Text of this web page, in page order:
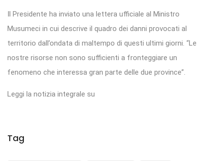
Il Presidente ha inviato una lettera ufficiale al Ministro
Musumeci in cui descrive il quadro dei danni provocati al
territorio dall’ondata di maltempo di questi ultimi giorni. “Le
nostre risorse non sono sufficienti a fronteggiare un
fenomeno che interessa gran parte delle due province”.
Leggi la notizia integrale su
Tag